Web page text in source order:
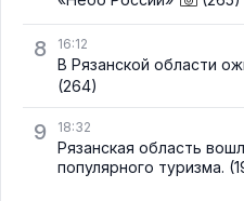
8 16:12
В Рязанской области
(264)
9 18:32
Рязанская область
популярного туризма.